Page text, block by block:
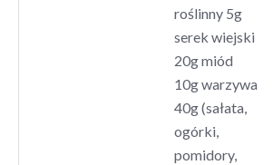
roślinny 5g
serek wiejski
20g miód
10g warzywa
40g (sałata,
ogórki,
pomidory,